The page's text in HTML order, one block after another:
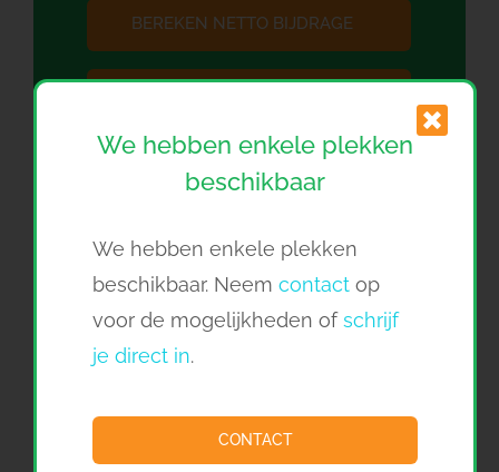
DIRECT INSCHRIJVEN
BEREKEN NETTO BIJDRAGE
Kinderdagverblijf 't Schelpje
1w
We hebben enkele plekken
beschikbaar
We hebben enkele plekken
beschikbaar. Neem contact op
voor de mogelijkheden ofschrijf
je direct in.
CONTACT